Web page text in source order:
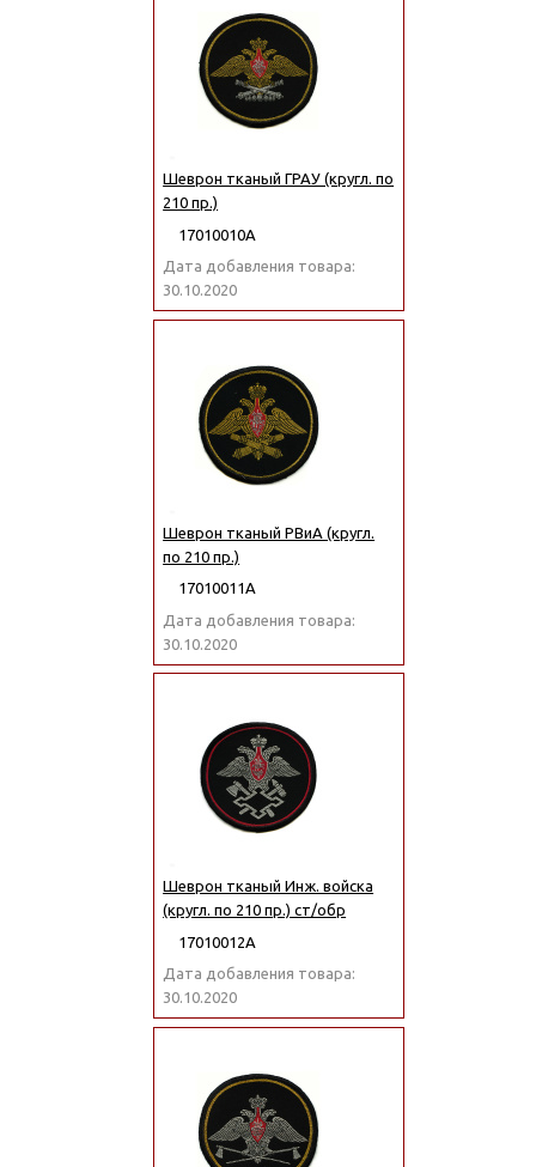
Шеврон тканый ГРАУ (кругл. по
210 пр.)
17010010А
Дата добавления товара:
30.10.2020
Шеврон тканый РВиА (кругл.
по 210 пр.)
17010011А
Дата добавления товара:
30.10.2020
Шеврон тканый Инж. войска
(кругл. по 210 пр.) ст/обр
17010012А
Дата добавления товара:
30.10.2020